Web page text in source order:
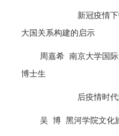
新冠疫情
大国关系构建的启示
周嘉希 南京大学国
博士生
后疫情时
吴 博 黑河学院文化